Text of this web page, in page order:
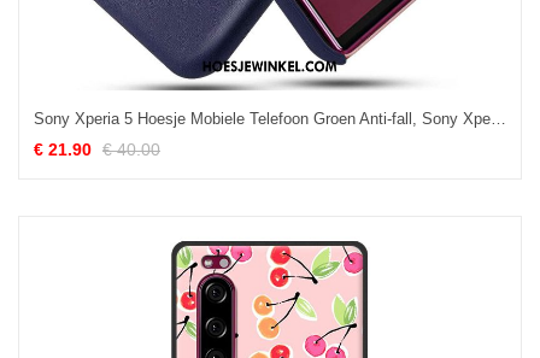
Sony Xperia 5 Hoesje Mobiele Telefoon Groen Anti-fall, Sony Xperia 5 Hoesje Trend Kaart
€ 21.90 € 40.00